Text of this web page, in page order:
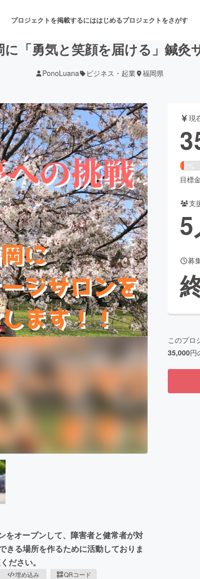
プロジェクトを掲載するにははじめるプロジェクトをさがす
楽 舞台・パフォーマン
ーム・サービス開発 フード・飲食店
籍・雑誌出版 アニメ・漫画
ャレンジ ビューティー・ヘル
CAMPFIRE for Social GoodCAMPFIRE Creation
CAMPFIREふるさと納税machi-yaコミュニティ
「勇気と笑顔を届ける」鍼灸
PonoLuana ビジネス・起業 福岡県
オープンして、障害者と健常者が対
きる場所を作るために活動しておりま
ださい。
埋め込み QRコード
現
2%
目標
支
5
募
このプロ
35,000円